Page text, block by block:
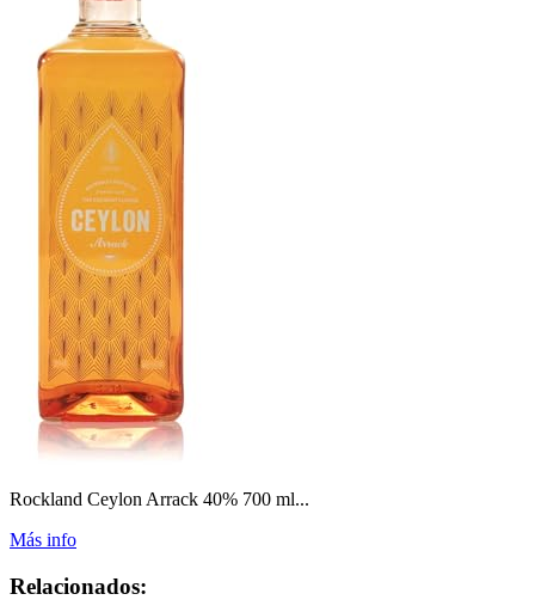
Rockland Ceylon Arrack 40% 700 ml...
Más info
Relacionados: